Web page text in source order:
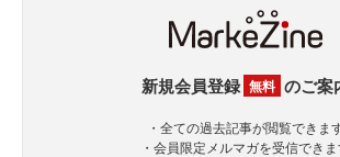
新規会員登録 無料 のご案
・全ての過去記事が閲覧できま
・会員限定メルマガを受信でき